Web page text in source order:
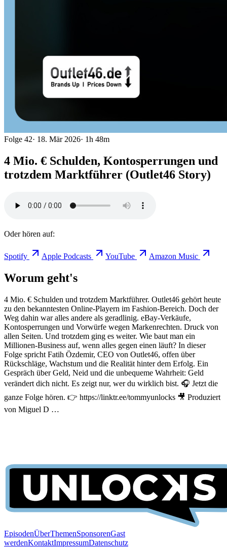
Folge 42· 18. Mär 2026· 1h 48m
4 Mio. € Schulden, Kontosperrungen und
trotzdem Marktführer (Outlet46 Story)
Oder hören auf:
Spotify Apple Podcasts YouTube Amazon Music
Worum geht's
4 Mio. € Schulden und trotzdem Marktführer. Outlet46 gehört heute
zu den bekanntesten Online-Playern im Fashion-Bereich. Doch der
Weg dahin war alles andere als geradlinig. eBay-Verkäufe,
Kontosperrungen und Vorwürfe wegen Markenrechten. Druck von
allen Seiten. Und trotzdem ging es weiter. Wie baut man ein
Millionen-Business auf, wenn alles gegen einen läuft? In dieser
Folge spricht Fatih Özdemir, CEO von Outlet46, offen über
Rückschläge, Wachstum und die Realität hinter dem Erfolg. Ein
Gespräch über Geld, Neid und die unbequeme Wahrheit: Geld
verändert dich nicht. Es zeigt nur, wer du wirklich bist. 🎧 Jetzt die
ganze Folge hören. 👉 https://linktr.ee/tommyunlocks 🎥 Produziert
von Miguel D …
EpisodenÜberThemenSponsorenGast
werdenKontaktImpressumDatenschutz